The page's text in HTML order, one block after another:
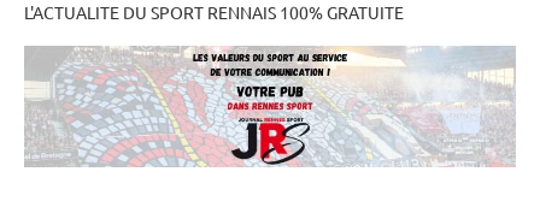
L'ACTUALITE DU SPORT RENNAIS 100% GRATUITE